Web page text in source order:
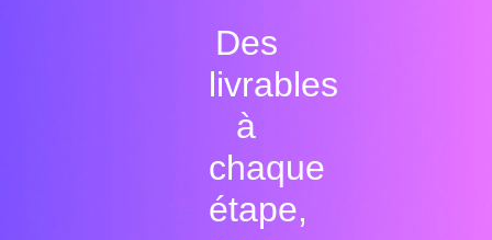
Des
livrables
à
chaque
étape,